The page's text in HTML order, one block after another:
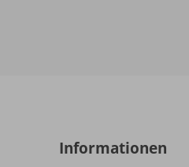
Informationen